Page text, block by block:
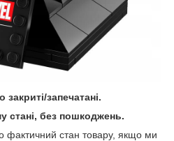
запечатані.
стані, без пошкоджень.
фактичний стан товару, якщо ми